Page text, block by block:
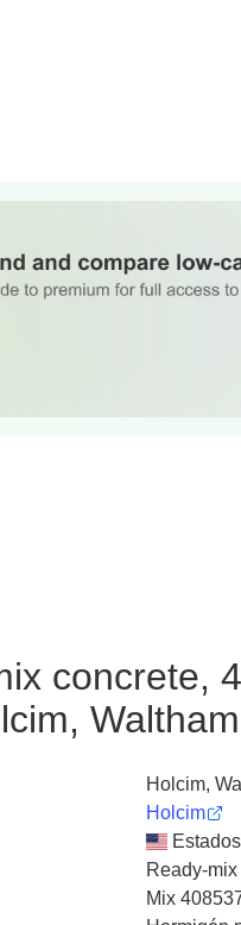
concrete,
Holcim,
Holcim
Ready-
Mix